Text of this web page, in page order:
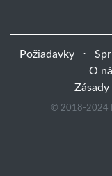
Požiadavky ⋅
O
© 2018-2024